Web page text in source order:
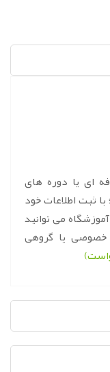
ای یا دوره های
ثبت اطلاعات خود
می توانید
یا گروهی